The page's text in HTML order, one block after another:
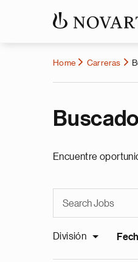
Home Carreras
Encuentre
División